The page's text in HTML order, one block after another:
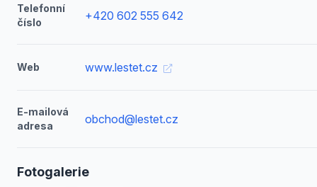
Telefonní
číslo
+420 602 555 642
Web www.lestet.cz
E-mailová
adresa
obchod@lestet.cz
Fotogalerie